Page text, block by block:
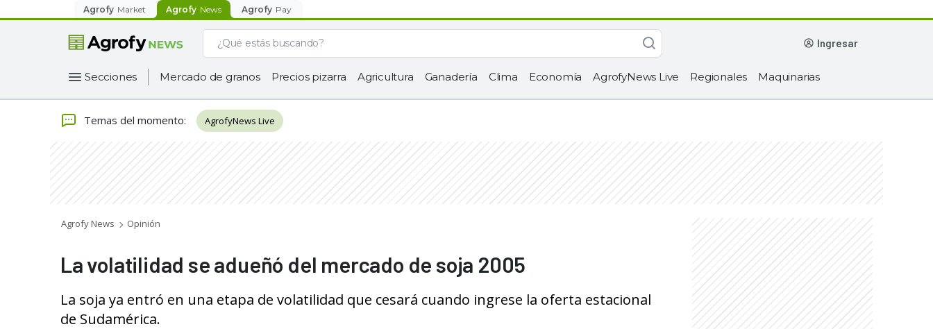
Agrofy Market Agrofy News Agrofy Pay
ingresar
Secciones Mercado de granos Precios pizarra Agricultura Ganadería Clima Economía AgrofyNews Live Regionales Maquinarias
Temas del momento: AgrofyNews Live
Agrofy News Opinión
La volatilidad se adueñó del mercado de soja 2005
La soja ya entró en una etapa de volatilidad que cesará cuando ingrese la oferta estacional
de Sudamérica.